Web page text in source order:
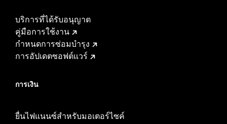
บริการที่ได้รับอนุญาต
คู่มือการใช้งาน
กำหนดการซ่อมบำรุง
การอัปเดตซอฟต์แวร์
การเงิน
ยื่นไฟแนนซ์สำหรับมอเตอร์ไซค์